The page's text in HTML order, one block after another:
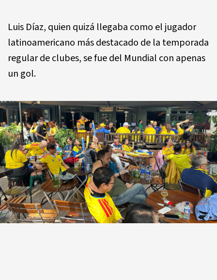
Luis Díaz, quien quizá llegaba como el jugador
latinoamericano más destacado de la temporada
regular de clubes, se fue del Mundial con apenas
un gol.